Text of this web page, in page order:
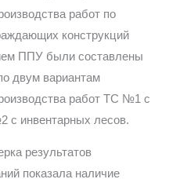
работ по
конструкций
ППУ были составлены
двум вариантам
работ ТС №1 с
с инвентарных лесов.
результатов
показала наличие